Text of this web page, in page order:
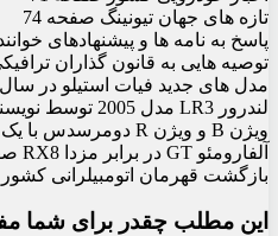
تازه های جهان تیونینگ صفحه 74
پاسخ به نامه ها و پیشنهادهای
توصیه هایی به قانون گذاران
مدل های جدید فیات استیلو در سال 2005 صفحه 86
لندرور LR3 مدل 2005 توسط نویسنده مجله ماشین آزمایش فنی شد صفحه 89
ویژن B و ویژن R دومرسدس با یک ایده صفحه 92
آلفارومئو GT در برابر مزدا RX8 صفحه 97
بازگشت قهرمان اتومبیلرانی
این مطلب چقدر برای شما